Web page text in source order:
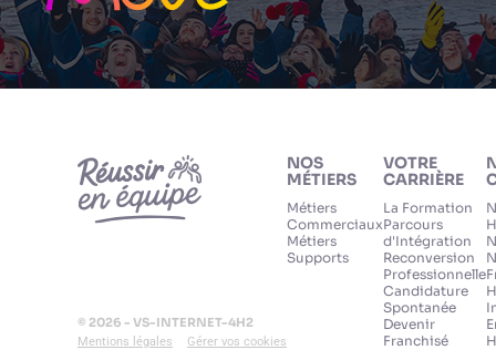
© 2026 - VS-INTERNET-4H2
Mentions légales Gérer vos cookies
NOS
MÉTIERS
Métiers
Commerciaux
Métiers
Supports
VOTRE
CARRIÈRE
La Formation
Parcours
d'Intégration
Reconversion
Professionnelle
Candidature
Spontanée
Devenir
Franchisé